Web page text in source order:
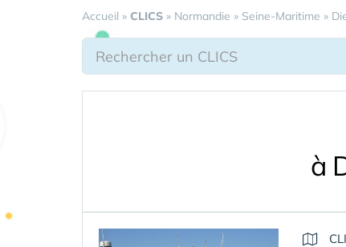
Accueil » CLICS » Normandie » Seine-Maritime »
à